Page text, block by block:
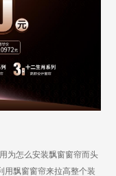
为怎么安装飘窗窗帘而头
用飘窗窗帘来拉高整个装